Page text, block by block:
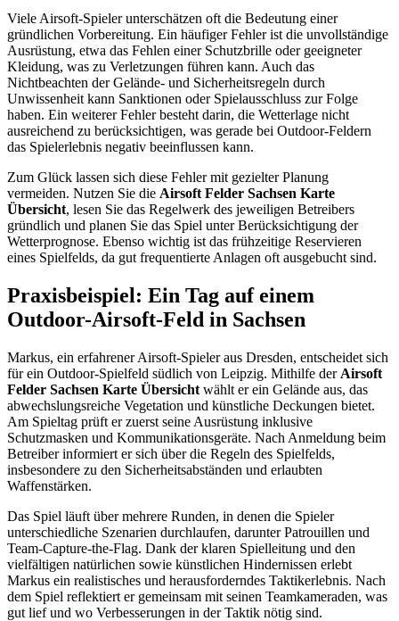
Viele Airsoft-Spieler unterschätzen oft die Bedeutung einer
gründlichen Vorbereitung. Ein häufiger Fehler ist die unvollständige
Ausrüstung, etwa das Fehlen einer Schutzbrille oder geeigneter
Kleidung, was zu Verletzungen führen kann. Auch das
Nichtbeachten der Gelände- und Sicherheitsregeln durch
Unwissenheit kann Sanktionen oder Spielausschluss zur Folge
haben. Ein weiterer Fehler besteht darin, die Wetterlage nicht
ausreichend zu berücksichtigen, was gerade bei Outdoor-Feldern
das Spielerlebnis negativ beeinflussen kann.
Zum Glück lassen sich diese Fehler mit gezielter Planung
vermeiden. Nutzen Sie die Airsoft Felder Sachsen Karte
Übersicht, lesen Sie das Regelwerk des jeweiligen Betreibers
gründlich und planen Sie das Spiel unter Berücksichtigung der
Wetterprognose. Ebenso wichtig ist das frühzeitige Reservieren
eines Spielfelds, da gut frequentierte Anlagen oft ausgebucht sind.
Praxisbeispiel: Ein Tag auf einem
Outdoor-Airsoft-Feld in Sachsen
Markus, ein erfahrener Airsoft-Spieler aus Dresden, entscheidet sich
für ein Outdoor-Spielfeld südlich von Leipzig. Mithilfe der Airsoft
Felder Sachsen Karte Übersicht wählt er ein Gelände aus, das
abwechslungsreiche Vegetation und künstliche Deckungen bietet.
Am Spieltag prüft er zuerst seine Ausrüstung inklusive
Schutzmasken und Kommunikationsgeräte. Nach Anmeldung beim
Betreiber informiert er sich über die Regeln des Spielfelds,
insbesondere zu den Sicherheitsabständen und erlaubten
Waffenstärken.
Das Spiel läuft über mehrere Runden, in denen die Spieler
unterschiedliche Szenarien durchlaufen, darunter Patrouillen und
Team-Capture-the-Flag. Dank der klaren Spielleitung und den
vielfältigen natürlichen sowie künstlichen Hindernissen erlebt
Markus ein realistisches und herausforderndes Taktikerlebnis. Nach
dem Spiel reflektiert er gemeinsam mit seinen Teamkameraden, was
gut lief und wo Verbesserungen in der Taktik nötig sind.